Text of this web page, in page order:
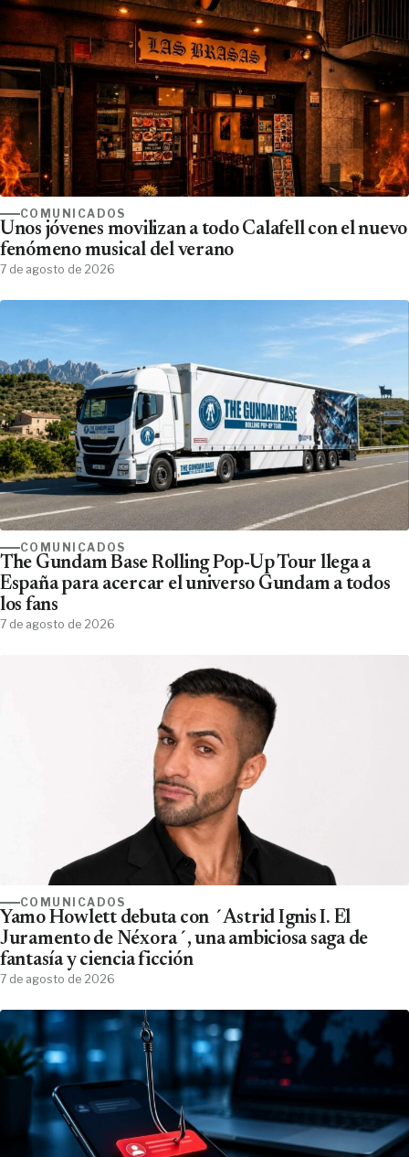
COMUNICADOS
Unos jóvenes movilizan a todo Calafell con el nuevo
fenómeno musical del verano
7 de agosto de 2026
COMUNICADOS
The Gundam Base Rolling Pop-Up Tour llega a
España para acercar el universo Gundam a todos
los fans
7 de agosto de 2026
COMUNICADOS
Yamo Howlett debuta con ´Astrid Ignis I. El
Juramento de Néxora´, una ambiciosa saga de
fantasía y ciencia ficción
7 de agosto de 2026